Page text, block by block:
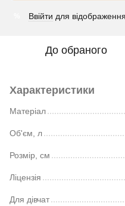
Ввійти для
До обраного
Характеристики
Матеріал
Об'єм, л
Розмір, см
Ліцензія
Для дівчат